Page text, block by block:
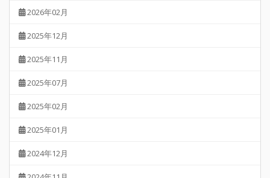
2026年02月
2025年12月
2025年11月
2025年07月
2025年02月
2025年01月
2024年12月